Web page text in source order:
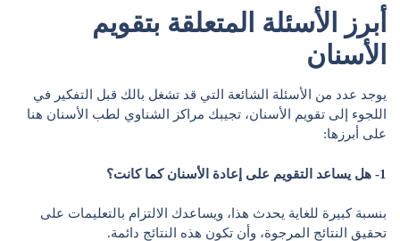
أبرز الأسئلة المتعلقة بتقويم
الأسنان
يوجد عدد من الأسئلة الشائعة التي قد تشغل بالك قبل التفكير في
اللجوء إلى تقويم الأسنان، تجيبك مراكز الشناوي لطب الأسنان هنا
على أبرزها:
1- هل يساعد التقويم على إعادة الأسنان كما كانت؟
بنسبة كبيرة للغاية يحدث هذا، ويساعدك الالتزام بالتعليمات على
تحقيق النتائج المرجوة، وأن تكون هذه النتائج دائمة.